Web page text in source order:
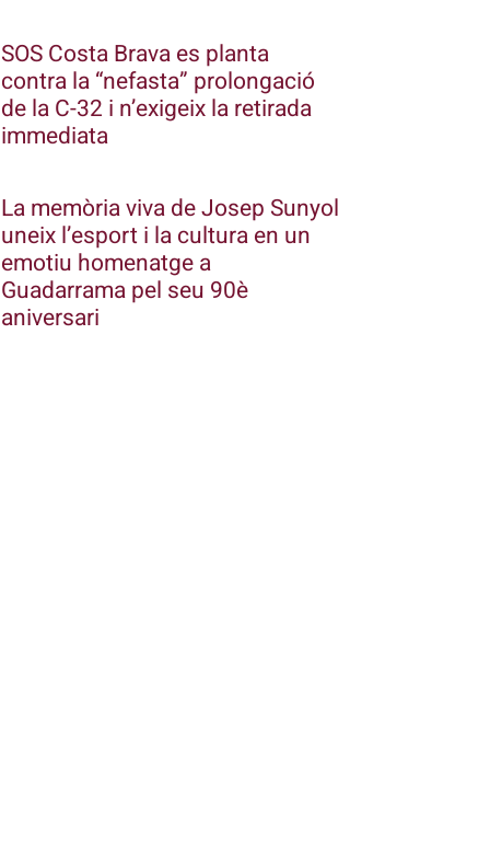
SOS Costa Brava es planta
contra la “nefasta” prolongació
de la C-32 i n’exigeix la retirada
immediata
La memòria viva de Josep Sunyol
uneix l’esport i la cultura en un
emotiu homenatge a
Guadarrama pel seu 90è
aniversari